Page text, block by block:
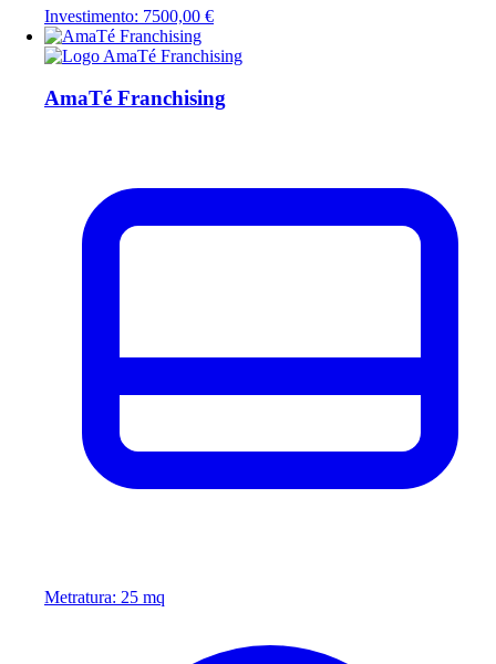
Investimento: 7500,00 €
AmaTé Franchising
Metratura: 25 mq